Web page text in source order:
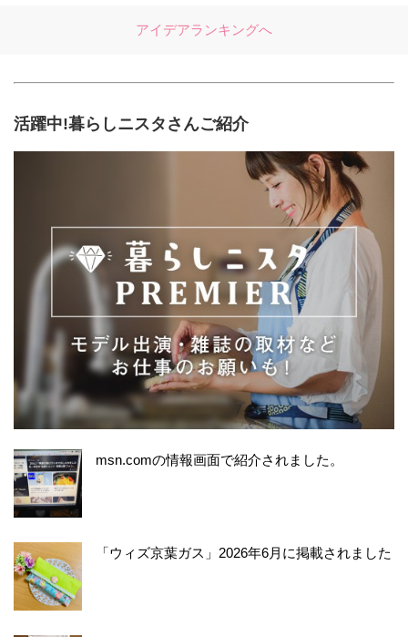
アイデアランキングへ
活躍中!暮らしニスタさんご紹介
msn.comの情報画面で紹介されました。
「ウィズ京葉ガス」2026年6月に掲載されました